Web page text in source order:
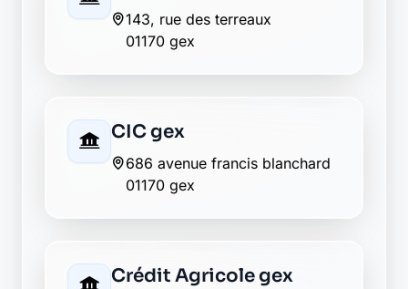
143, rue des terreaux
01170 gex
CIC gex
686 avenue francis blanchard
01170 gex
Crédit Agricole gex